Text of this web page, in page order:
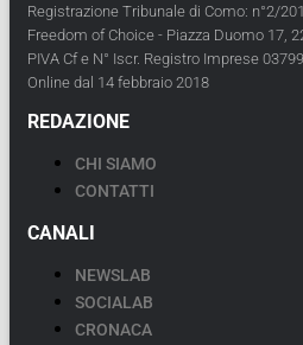
Registrazione Tribunale di Como: n°2/
Freedom of Choice - Piazza Duomo 17,
PIVA Cf e N° Iscr. Registro Imprese
Online dal 14 febbraio 2018
REDAZIONE
CHI SIAMO
CONTATTI
CANALI
NEWSLAB
SOCIALAB
CRONACA